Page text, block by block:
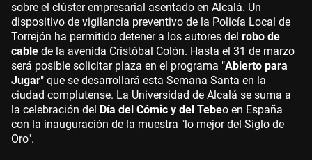
sobre el clúster empresarial asentado en Alcalá. Un
dispositivo de vigilancia preventivo de la Policía Local de
Torrejón ha permitido detener a los autores del robo de
cable de la avenida Cristóbal Colón. Hasta el 31 de marzo
será posible solicitar plaza en el programa "Abierto para
Jugar" que se desarrollará esta Semana Santa en la
ciudad complutense. La Universidad de Alcalá se suma a
la celebración del Día del Cómic y del Tebeo en España
con la inauguración de la muestra "lo mejor del Siglo de
Oro".